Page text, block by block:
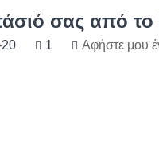
σας από το
1 Αφήστε μου